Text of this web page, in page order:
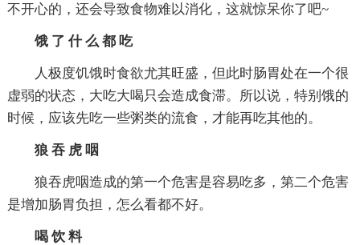
不开心的，还会导致食物难以消化，这就惊呆你了吧~
饿 了 什 么 都 吃
人极度饥饿时食欲尤其旺盛，但此时肠胃处在一个很
虚弱的状态，大吃大喝只会造成食滞。所以说，特别饿的
时候，应该先吃一些粥类的流食，才能再吃其他的。
狼 吞 虎 咽
狼吞虎咽造成的第一个危害是容易吃多，第二个危害
是增加肠胃负担，怎么看都不好。
喝 饮 料